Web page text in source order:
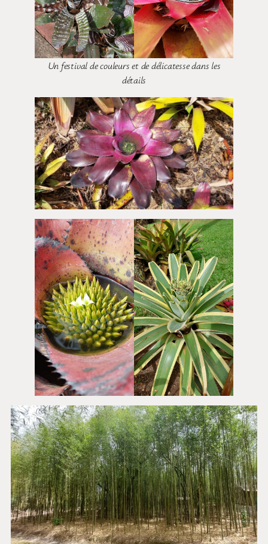
Un festival de couleurs et de délicatesse dans les
détails